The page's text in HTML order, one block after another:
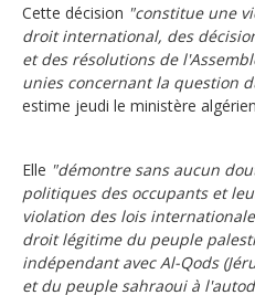
Cette décision "constitue une
droit international, des
et des résolutions de
unies concernant la question
estime jeudi le ministère
Elle "démontre sans aucun
politiques des occupants et
violation des lois
droit légitime du peuple
indépendant avec Al-Qods
et du peuple sahraoui à